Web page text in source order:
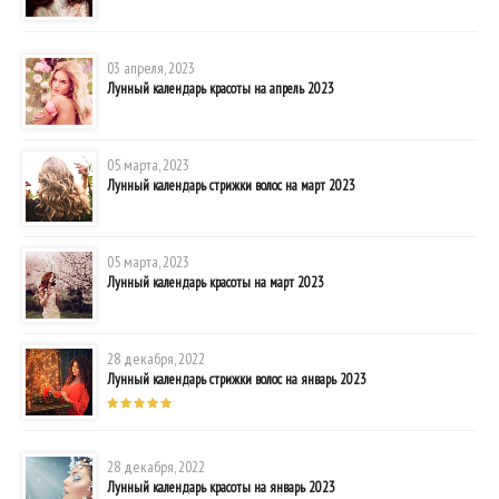
03 апреля, 2023
Лунный календарь красоты на апрель 2023
05 марта, 2023
Лунный календарь стрижки волос на март 2023
05 марта, 2023
Лунный календарь красоты на март 2023
28 декабря, 2022
Лунный календарь стрижки волос на январь 2023
28 декабря, 2022
Лунный календарь красоты на январь 2023